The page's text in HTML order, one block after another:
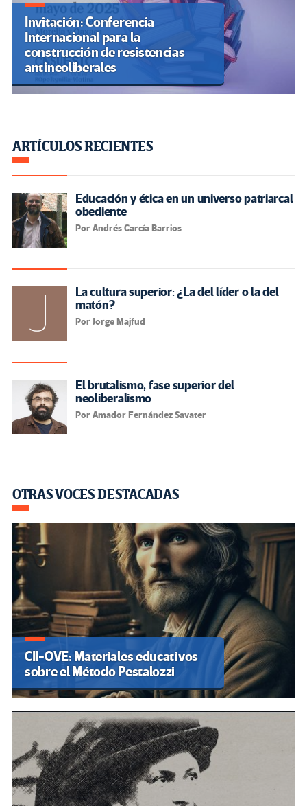
Invitación: Conferencia
Internacional para la
construcción de resistencias
antineoliberales
ARTÍCULOS RECIENTES
Educación y ética en un universo patriarcal
obediente
Por Andrés García Barrios
La cultura superior: ¿La del líder o la del
matón?
Por Jorge Majfud
El brutalismo, fase superior del
neoliberalismo
Por Amador Fernández Savater
OTRAS VOCES DESTACADAS
CII-OVE: Materiales educativos
sobre el Método Pestalozzi